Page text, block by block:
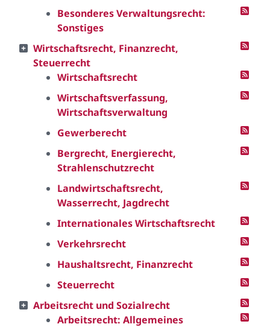
Besonderes Verwaltungsrecht:
Sonstiges
Wirtschaftsrecht, Finanzrecht,
Steuerrecht
Wirtschaftsrecht
Wirtschaftsverfassung,
Wirtschaftsverwaltung
Gewerberecht
Bergrecht, Energierecht,
Strahlenschutzrecht
Landwirtschaftsrecht,
Wasserrecht, Jagdrecht
Internationales Wirtschaftsrecht
Verkehrsrecht
Haushaltsrecht, Finanzrecht
Steuerrecht
Arbeitsrecht und Sozialrecht
Arbeitsrecht: Allgemeines